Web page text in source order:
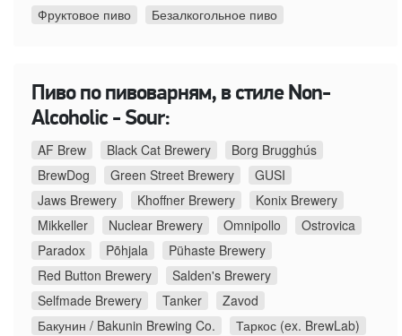
Фруктовое пиво
Безалкогольное пиво
Пиво по пивоварням, в стиле Non-
Alcoholic - Sour:
AF Brew Black Cat Brewery
Borg Brugghús
BrewDog
Green Street Brewery
GUSI
Jaws Brewery
Khoffner Brewery
Konix Brewery
Mikkeller
Nuclear Brewery Omnipollo
Ostrovica
Paradox
Põhjala
Pühaste Brewery
Red Button Brewery
Salden's Brewery
Selfmade Brewery
Tanker
Zavod
Бакунин / Bakunin Brewing Co.
Таркос (ex. BrewLab)